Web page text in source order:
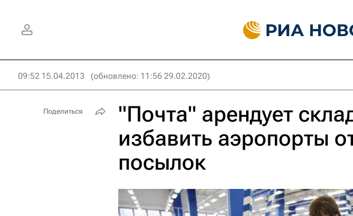
09:52 15.04.2013 (обновлено: 11:56 29.02.2020)
"Почта" арендует
избавить аэропорты
посылок
Поделиться